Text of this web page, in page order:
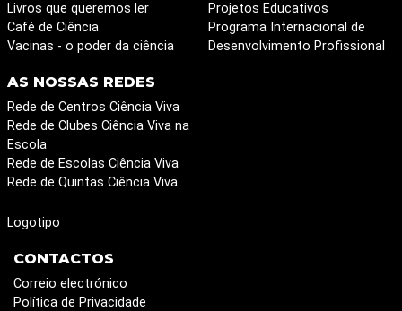
Livros que queremos ler
Café de Ciência
Vacinas - o poder da ciência
Projetos Educativos
Programa Internacional de
Desenvolvimento Profissional
AS NOSSAS REDES
Rede de Centros Ciência Viva
Rede de Clubes Ciência Viva na
Escola
Rede de Escolas Ciência Viva
Rede de Quintas Ciência Viva
Logotipo
CONTACTOS
Correio electrónico
Política de Privacidade